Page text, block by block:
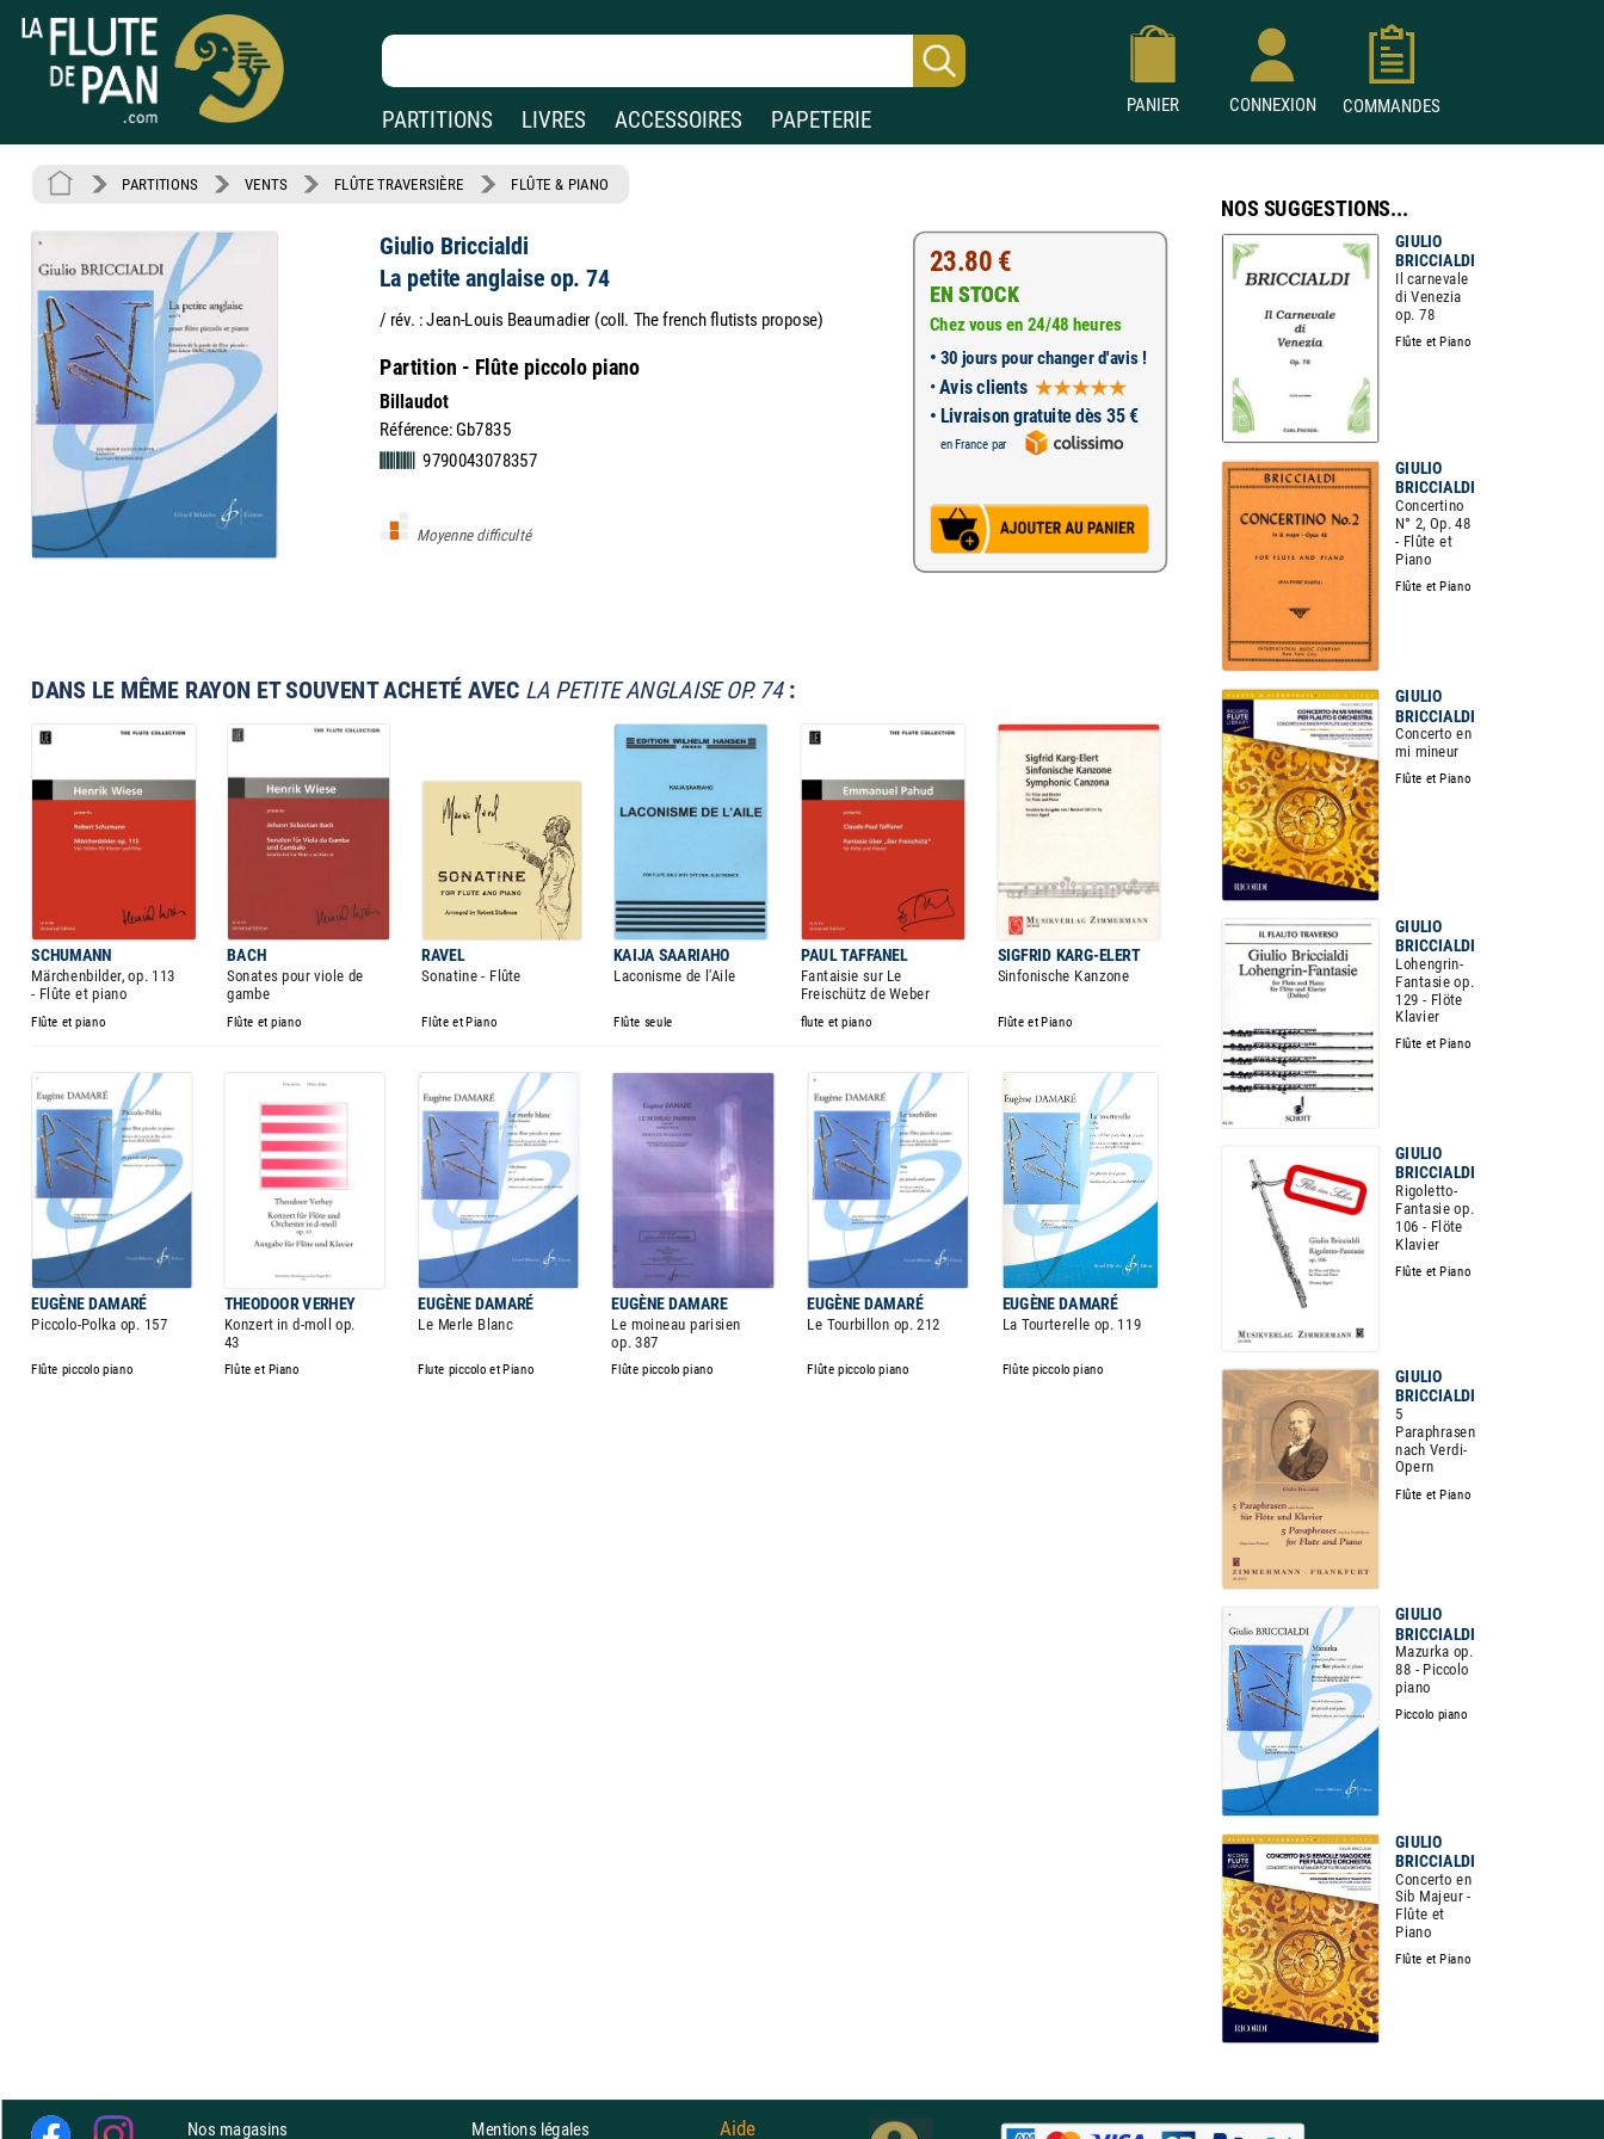
PARTITIONS LIVRES ACCESSOIRES PAPETERIE
PANIER CONNEXION COMMANDES
PARTITIONS VENTS FLÛTE TRAVERSIÈRE FLÛTE & PIANO
Giulio Briccialdi
La petite anglaise op. 74
/ rév. : Jean-Louis Beaumadier (coll. The french flutists propose)
Partition - Flûte piccolo piano
Billaudot
Référence: Gb7835
9790043078357
Moyenne difficulté
23.80 €
EN STOCK
Chez vous en 24/48 heures
• 30 jours pour changer d'avis !
•Avis clients
• Livraison gratuite dès 35 €
en France par
DANS LE MÊME RAYON ET SOUVENT ACHETÉ AVEC LA PETITE ANGLAISE OP. 74:
SCHUMANN BACH RAVEL KAIJA SAARIAHO PAUL TAFFANEL SIGFRID KARG-ELERT
Märchenbilder, op. 113
- Flûte et piano
Sonates pour viole de
gambe
Sonatine - Flûte Laconisme de l'Aile
Fantaisie sur Le
Freischütz de Weber
Sinfonische Kanzone
Flûte et piano Flûte et piano Flûte et Piano Flûte seule flute et piano Flûte et Piano
EUGÈNE DAMARÉ THEODOOR VERHEY EUGÈNE DAMARÉ EUGÈNE DAMARE EUGÈNE DAMARÉ EUGÈNE DAMARÉ
Piccolo-Polka op. 157
Konzert in d-moll op.
43
Le Merle Blanc
Le moineau parisien
op. 387
Le Tourbillon op. 212 La Tourterelle op. 119
Flûte piccolo piano Flûte et Piano Flute piccolo et Piano Flûte piccolo piano Flûte piccolo piano Flûte piccolo piano
NOS SUGGESTIONS...
GIULIO
BRICCIALDI
Il carnevale
di Venezia
op. 78
Flûte et Piano
GIULIO
BRICCIALDI
Concertino
N° 2, Op. 48
- Flûte et
Piano
Flûte et Piano
GIULIO
BRICCIALDI
Concerto en
mi mineur
Flûte et Piano
GIULIO
BRICCIALDI
Lohengrin-
Fantasie op.
129 - Flöte
Klavier
Flûte et Piano
GIULIO
BRICCIALDI
Rigoletto-
Fantasie op.
106 - Flöte
Klavier
Flûte et Piano
GIULIO
BRICCIALDI
5
Paraphrasen
nach Verdi-
Opern
Flûte et Piano
GIULIO
BRICCIALDI
Mazurka op.
88 - Piccolo
piano
Piccolo piano
GIULIO
BRICCIALDI
Concerto en
Sib Majeur -
Flûte et
Piano
Flûte et Piano
Nos magasins Mentions légales Aide